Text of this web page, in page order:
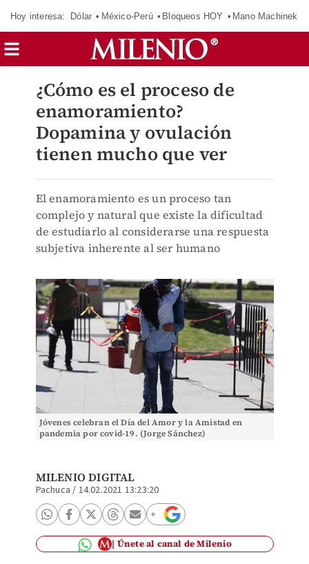
Hoy interesa: Dólar México-Perú Bloqueos HOY Mano Machinek
¿Cómo es el proceso de
enamoramiento?
Dopamina y ovulación
tienen mucho que ver
El enamoramiento es un proceso tan
complejo y natural que existe la dificultad
de estudiarlo al considerarse una respuesta
subjetiva inherente al ser humano
Jóvenes celebran el Día del Amor y la Amistad en
pandemia por covid-19. (Jorge Sánchez)
MILENIO DIGITAL
Pachuca / 14.02.2021 13:23:20
Únete al canal de Milenio